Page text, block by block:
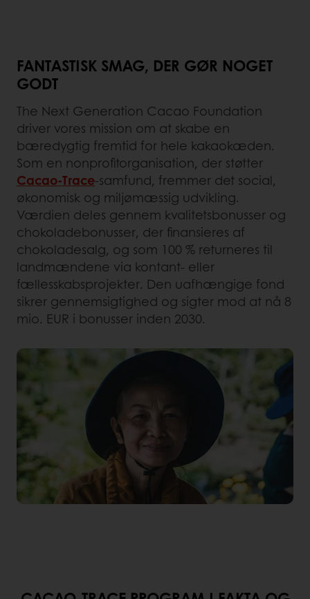
FANTASTISK SMAG, DER GØR NOGET
GODT
The Next Generation Cacao Foundation
driver vores mission om at skabe en
bæredygtig fremtid for hele kakaokæden.
Som en nonprofitorganisation, der støtter
Cacao-Trace-samfund, fremmer det social,
økonomisk og miljømæssig udvikling.
Værdien deles gennem kvalitetsbonusser og
chokoladebonusser, der finansieres af
chokoladesalg, og som 100 % returneres til
landmændene via kontant- eller
fællesskabsprojekter. Den uafhængige fond
sikrer gennemsigtighed og sigter mod at nå 8
mio. EUR i bonusser inden 2030.